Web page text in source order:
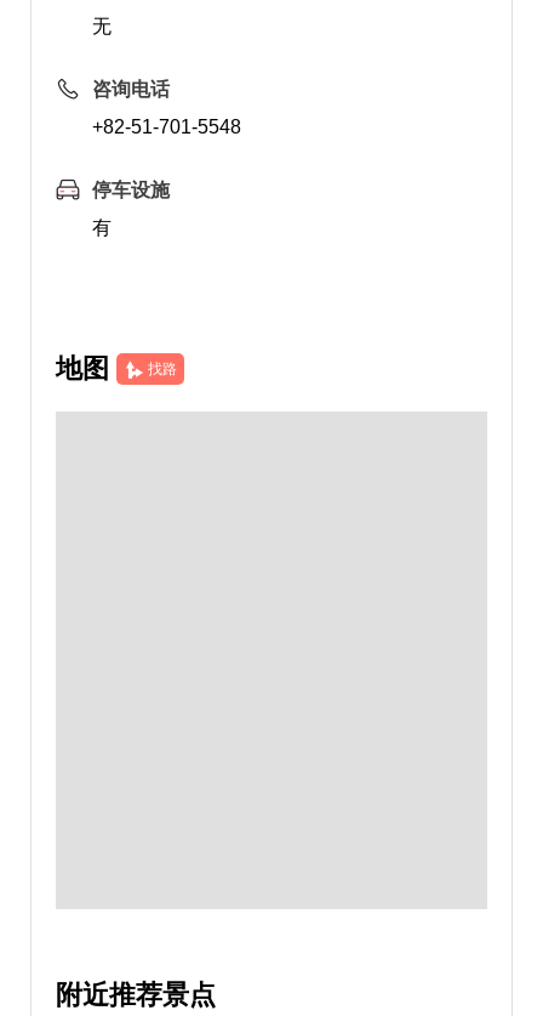
无
咨询电话
+82-51-701-5548
停车设施
有
地图 找路
附近推荐景点